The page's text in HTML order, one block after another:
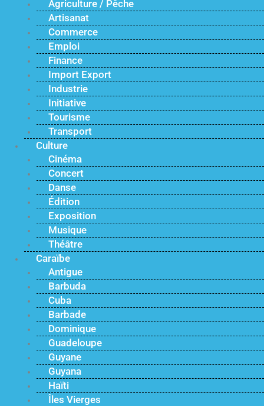
Agriculture / Pêche
Artisanat
Commerce
Emploi
Finance
Import Export
Industrie
Initiative
Tourisme
Transport
Culture
Cinéma
Concert
Danse
Édition
Exposition
Musique
Théâtre
Caraïbe
Antigue
Barbuda
Cuba
Barbade
Dominique
Guadeloupe
Guyane
Guyana
Haïti
Îles Vierges